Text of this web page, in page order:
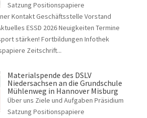
Satzung Positionspapiere
Kontakt Geschäftsstelle Vorstand
ESSD 2026 Neuigkeiten Termine
stärken! Fortbildungen Infothek
Zeitschrift...
Materialspende des DSLV
Niedersachsen an die Grundschule
Mühlenweg in Hannover Misburg
Über uns Ziele und Aufgaben Präsidium
Satzung Positionspapiere